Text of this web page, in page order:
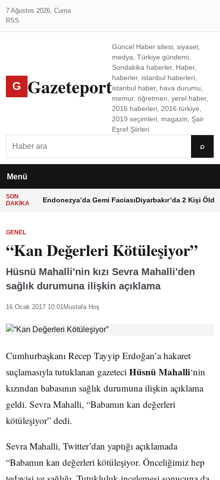
7 Ağustos 2026, Cuma
RSS
G Gazeteport
Güncel Haber sitesi, siyaset,
medya, Türkiye gündemi,
Sondakika haberler, Haber,
haberler, istanbul haberleri,
istanbul haber, hava durumu,
memur, öğretmen, yerel haber,
2016 haberleri, 2016 türkiye,
2019 seçimleri, magazin, Şair
Eşref Şiirleri
⌕
Menü
SON
DAKIKA
Endonezya’da Gemi FaciasıDiyarbakır’da 2 Kişi Öldü
GENEL
“Kan Değerleri Kötüleşiyor”
Hüsnü Mahalli'nin kızı Sevra Mahalli'den
sağlık durumuna ilişkin açıklama
16 Ocak 2017 10:01Mustafa Hoş
Cumhurbaşkanı Recep Tayyip Erdoğan’a hakaret
suçlamasıyla tutuklanan gazeteci Hüsnü Mahalli‘nin
kızından babasının sağlık durumuna ilişkin açıklama
geldi. Sevra Mahalli, “Babamın kan değerleri
kötüleşiyor” dedi.
Sevra Mahalli, Twitter’dan yaptığı açıklamada
“Babamın kan değerleri kötüleşiyor. Önceliğimiz hep